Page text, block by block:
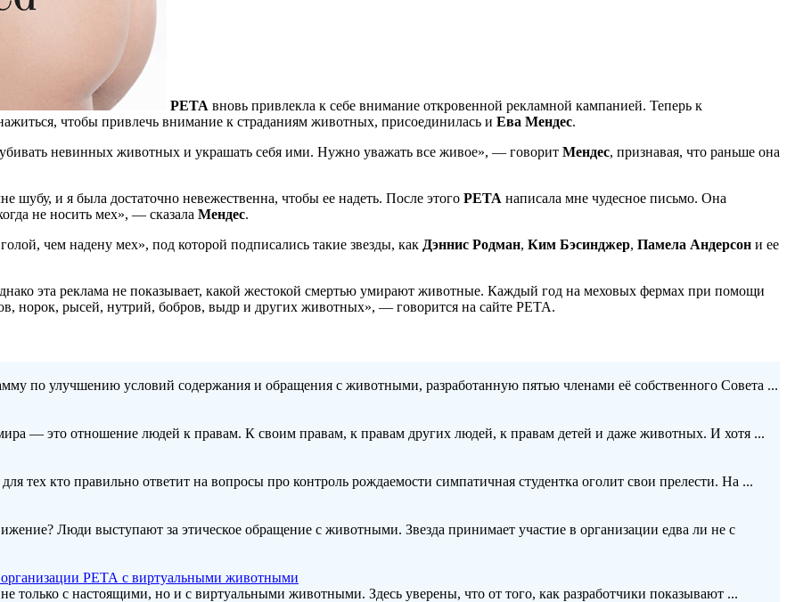
PETA вновь привлекла к себе внимание откровенной рекламной кампанией. Теперь к
чтобы привлечь внимание к страданиям животных, присоединилась и Ева Мендес.
невинных животных и украшать себя ими. Нужно уважать все живое», — говорит Мендес, признавая, что раньше она
и я была достаточно невежественна, чтобы ее надеть. После этого PETA написала мне чудесное письмо. Она
не носить мех», — сказала Мендес.
чем надену мех», под которой подписались такие звезды, как Дэннис Родман, Ким Бэсинджер, Памела Андерсон и ее
эта реклама не показывает, какой жестокой смертью умирают животные. Каждый год на меховых фермах при помощи
норок, рысей, нутрий, бобров, выдр и других животных», — говорится на сайте PETA.
по улучшению условий содержания и обращения с животными, разработанную пятью членами её собственного Совета ...
— это отношение людей к правам. К своим правам, к правам других людей, к правам детей и даже животных. И хотя ...
тех кто правильно ответит на вопросы про контроль рождаемости симпатичная студентка оголит свои прелести. На ...
Люди выступают за этическое обращение с животными. Звезда принимает участие в организации едва ли не с
организации РЕТА с виртуальными животными
только с настоящими, но и с виртуальными животными. Здесь уверены, что от того, как разработчики показывают ...